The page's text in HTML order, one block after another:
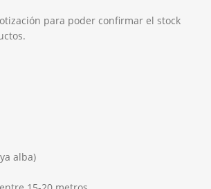
para poder confirmar el stock
alba)